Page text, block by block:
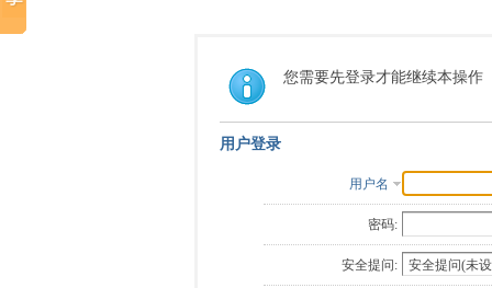
您需要先登录才能继续本操作
用户登录
用户名
密码:
安全提问: